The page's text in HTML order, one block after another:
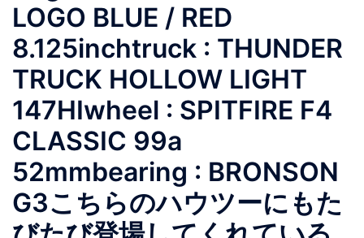
LOGO BLUE / RED
8.125inchtruck : THUNDER
TRUCK HOLLOW LIGHT
147HIwheel : SPITFIRE F4
CLASSIC 99a
52mmbearing : BRONSON
G3こちらのハウツーにもた